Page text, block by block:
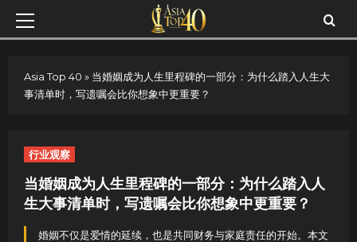
Skip
Primary
Asia Top 40 » 当婚姻成为人生里程碑的一部分：为什么踏入人生大
事清单时，写遗嘱会比你想象中更重要？
行业观察
当婚姻成为人生里程碑的一部分：为什么踏入人
生大事清单时，写遗嘱会比你想象中更重要？
婚姻不仅是爱情的延续，也是共同财务与家庭责任的开始。本文